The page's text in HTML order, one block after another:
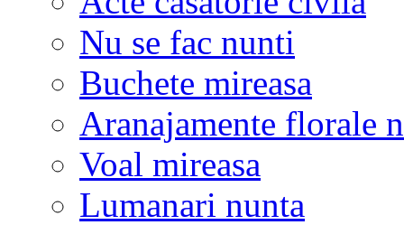
Nu se fac nunti
Buchete mireasa
Aranajamente florale
Voal mireasa
Lumanari nunta